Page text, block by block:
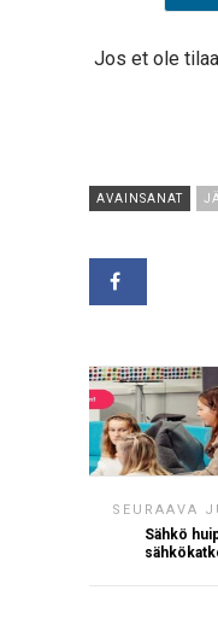
Jos et ole
AVAINSANAT
SEURAAVA
Sähkö